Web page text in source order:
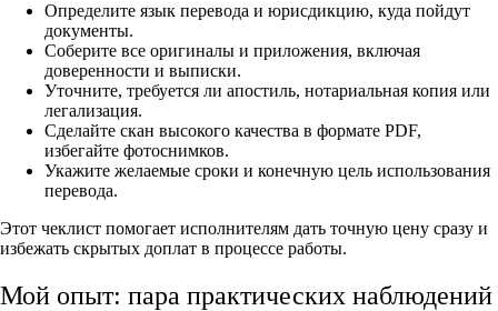
Определите язык перевода и юрисдикцию, куда пойдут
документы.
Соберите все оригиналы и приложения, включая
доверенности и выписки.
Уточните, требуется ли апостиль, нотариальная копия или
легализация.
Сделайте скан высокого качества в формате PDF,
избегайте фотоснимков.
Укажите желаемые сроки и конечную цель использования
перевода.
Этот чеклист помогает исполнителям дать точную цену сразу и
избежать скрытых доплат в процессе работы.
Мой опыт: пара практических наблюдений